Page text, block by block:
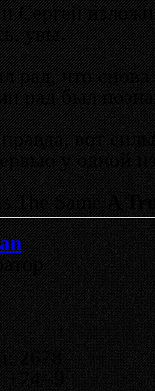
Сергей
увы.
рад, что снова
рад был
вот
у одной
The SameA
2678
+74/-9